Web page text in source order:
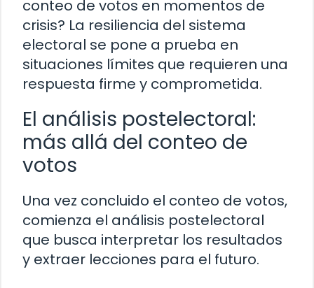
conteo de votos en momentos de
crisis? La resiliencia del sistema
electoral se pone a prueba en
situaciones límites que requieren una
respuesta firme y comprometida.
El análisis postelectoral:
más allá del conteo de
votos
Una vez concluido el conteo de votos,
comienza el análisis postelectoral
que busca interpretar los resultados
y extraer lecciones para el futuro.